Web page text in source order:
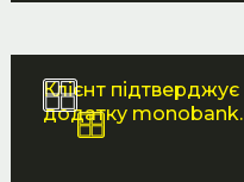
Клієнт
додатку monobank.